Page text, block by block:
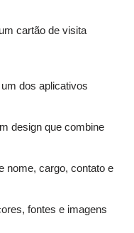
cartão de visita
dos aplicativos
design que combine
nome, cargo, contato e
fontes e imagens